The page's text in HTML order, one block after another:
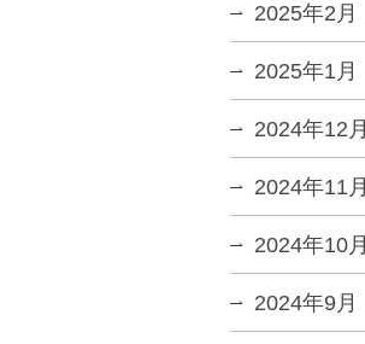
2025年2月
2025年1月
2024年12月
2024年11月
2024年10月
2024年9月